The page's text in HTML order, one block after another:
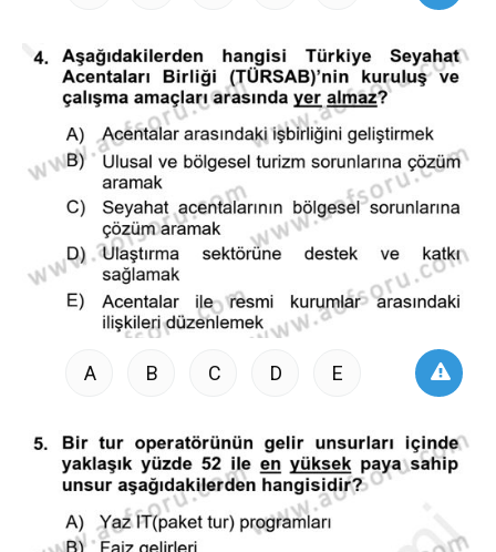
A B C D E